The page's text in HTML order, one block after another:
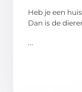
Heb je een
Dan is de